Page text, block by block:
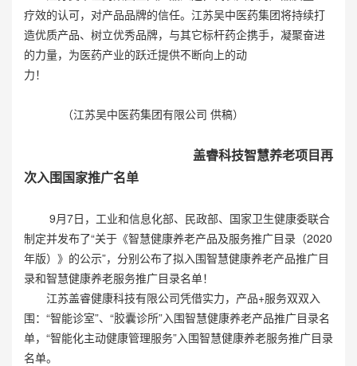
疗效的认可，对产品品牌的信任。江苏吴中医药集团将持续打
造优质产品、树立优秀品牌，与其它标杆药企携手，凝聚奋进
的力量，为医药产业的跃迁提供不断向上的动
力！
（江苏吴中医药集团有限公司 供稿）
盖睿科技智慧养老项目再
次入围国家推广名单
9月7日，工业和信息化部、民政部、国家卫生健康委联合
制定并发布了“关于《智慧健康养老产品及服务推广目录（2020
年版）》的公示”，分别公布了拟入围智慧健康养老产品推广目
录和智慧健康养老服务推广目录名单！
江苏盖睿健康科技有限公司凭借实力，产品+服务双双入
围：“智能诊室”、“胶囊诊所”入围智慧健康养老产品推广目录名
单，“智能化主动健康管理服务”入围智慧健康养老服务推广目录
名单。